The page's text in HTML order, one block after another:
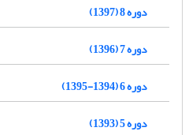
دوره 8 (1397)
دوره 7 (1396)
دوره 6 (1394-1395)
دوره 5 (1393)